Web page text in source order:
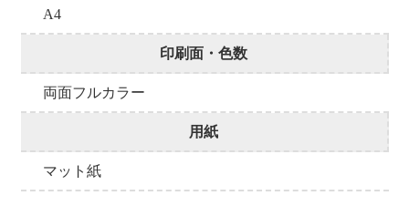
A4
印刷面・色数
両面フルカラー
用紙
マット紙